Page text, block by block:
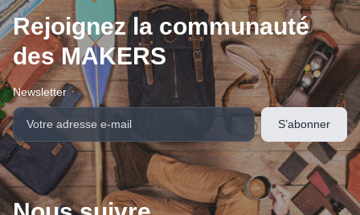
Rejoignez la communauté
des MAKERS
Newsletter